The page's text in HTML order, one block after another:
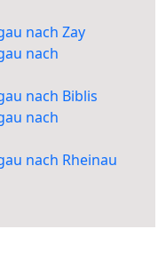
nach Zay
nach
nach Biblis
nach
nach Rheinau